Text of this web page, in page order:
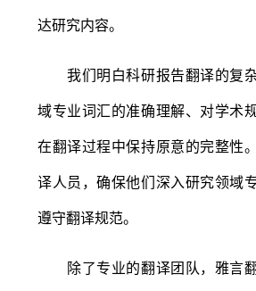
达研究内容。
我们明白科研报告翻译的复
域专业词汇的准确理解、对学术
在翻译过程中保持原意的完整性
译人员，确保他们深入研究领域
遵守翻译规范。
除了专业的翻译团队，雅言